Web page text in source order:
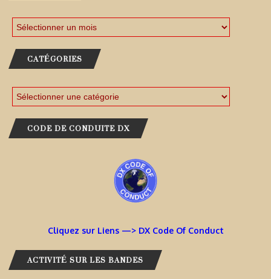
CATÉGORIES
CODE DE CONDUITE DX
Cliquez sur Liens —> DX Code Of Conduct
ACTIVITÉ SUR LES BANDES